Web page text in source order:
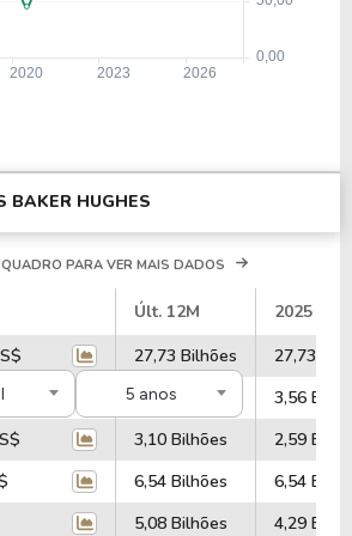
BAKER HUGHES
5 anos
PARA VER MAIS DADOS
Últ. 12M
2025
27,73 Bilhões
27,73
- US$
3,59 Bilhões
3,56
3,10 Bilhões
2,59
6,54 Bilhões
6,54
5,08 Bilhões
4,29